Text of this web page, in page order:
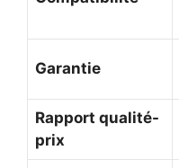
Garantie
Rapport qualité-
prix